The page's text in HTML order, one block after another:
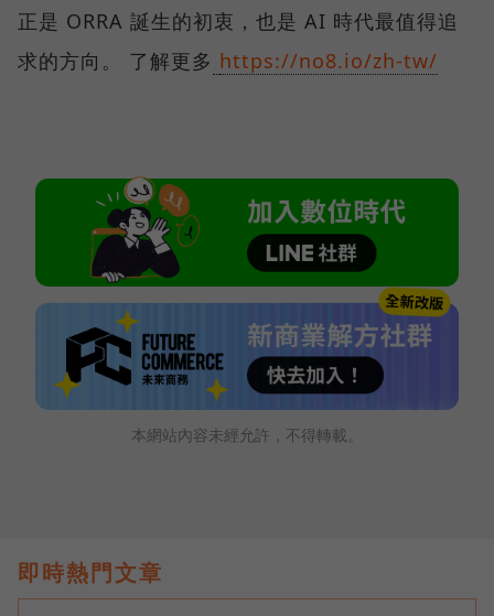
正是 ORRA 誕生的初衷，也是 AI 時代最值得追
求的方向。 了解更多 https://no8.io/zh-tw/
本網站內容未經允許，不得轉載。
即時熱門文章